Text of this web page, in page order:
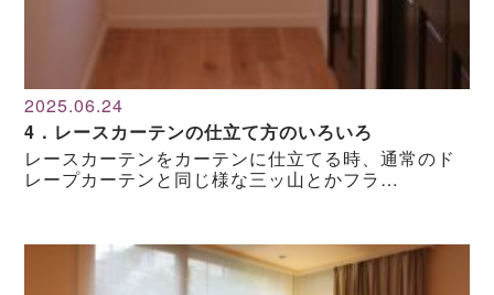
2025.06.24
4．レースカーテンの仕立て方のいろいろ
レースカーテンをカーテンに仕立てる時、通常のド
レープカーテンと同じ様な三ッ山とかフラ…